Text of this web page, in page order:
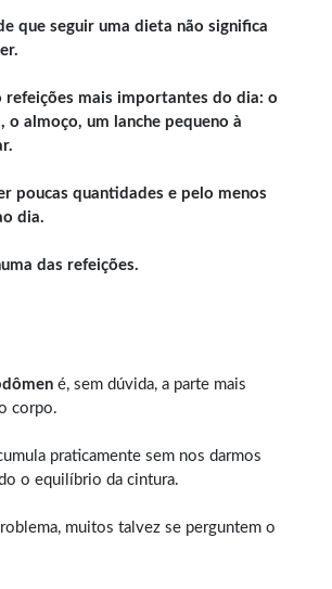
que seguir uma dieta não significa
refeições mais importantes do dia: o
o almoço, um lanche pequeno à
poucas quantidades e pelo menos
dia.
das refeições.
é, sem dúvida, a parte mais
corpo.
praticamente sem nos darmos
o equilíbrio da cintura.
muitos talvez se perguntem o